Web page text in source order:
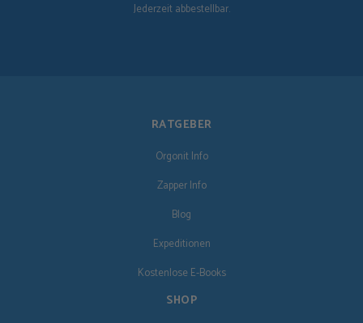
Jederzeit abbestellbar.
RATGEBER
Orgonit Info
Zapper Info
Blog
Expeditionen
Kostenlose E-Books
SHOP